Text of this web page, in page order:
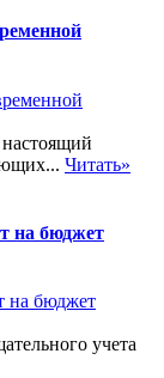
Читать»
на бюджет
учета